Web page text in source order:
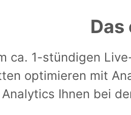
ca. 1-stündigen
optimieren mit
Analytics Ihnen bei